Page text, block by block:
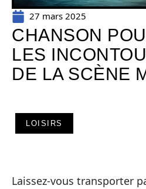
27 mars 2025
CHANSON
LES
DE LA SCÈNE
LOISIRS
Laissez-vous transporter